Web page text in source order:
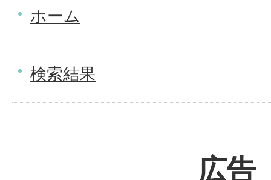
ホーム
検索結果
広告